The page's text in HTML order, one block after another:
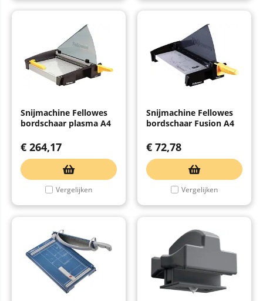
Snijmachine Fellowes
bordschaar plasma A4
€ 264,17
Vergelijken
Snijmachine Fellowes
bordschaar Fusion A4
€ 72,78
Vergelijken